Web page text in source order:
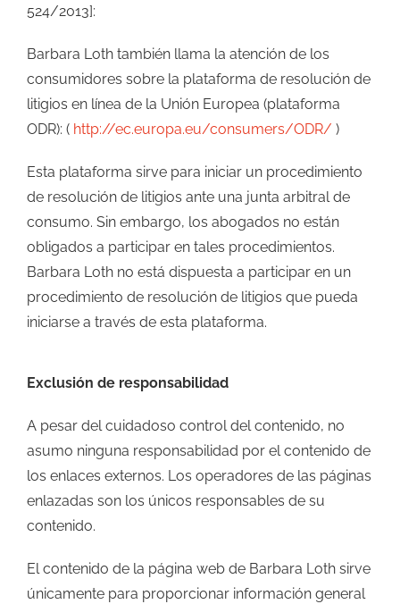
524/2013]:
Barbara Loth también llama la atención de los
consumidores sobre la plataforma de resolución de
litigios en línea de la Unión Europea (plataforma
ODR): ( http://ec.europa.eu/consumers/ODR/ )
Esta plataforma sirve para iniciar un procedimiento
de resolución de litigios ante una junta arbitral de
consumo. Sin embargo, los abogados no están
obligados a participar en tales procedimientos.
Barbara Loth no está dispuesta a participar en un
procedimiento de resolución de litigios que pueda
iniciarse a través de esta plataforma.
Exclusión de responsabilidad
A pesar del cuidadoso control del contenido, no
asumo ninguna responsabilidad por el contenido de
los enlaces externos. Los operadores de las páginas
enlazadas son los únicos responsables de su
contenido.
El contenido de la página web de Barbara Loth sirve
únicamente para proporcionar información general